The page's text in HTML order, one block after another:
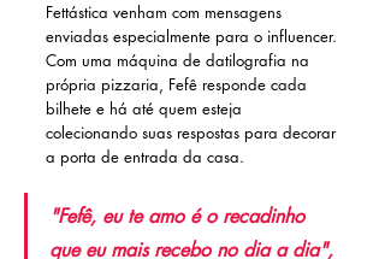
Fettástica venham com mensagens
enviadas especialmente para o influencer.
Com uma máquina de datilografia na
própria pizzaria, Fefê responde cada
bilhete e há até quem esteja
colecionando suas respostas para decorar
a porta de entrada da casa.
"Fefê, eu te amo é o recadinho
que eu mais recebo no dia a dia",